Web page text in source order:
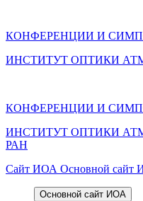
КОНФЕРЕНЦИИ И
ИНСТИТУТ ОПТИКИ
КОНФЕРЕНЦИИ И
ИНСТИТУТ ОПТИКИ
РАН
Cайт ИОА Основной сайт
Основной сайт ИОА